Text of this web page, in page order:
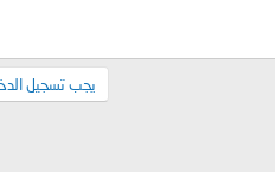
يجب تسجيل